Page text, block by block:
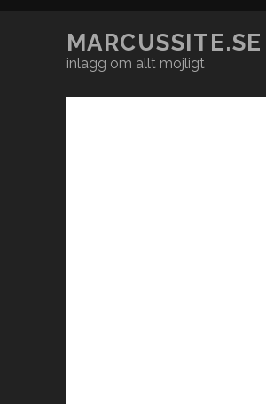
MARCUSSITE.SE
inlägg om allt möjligt